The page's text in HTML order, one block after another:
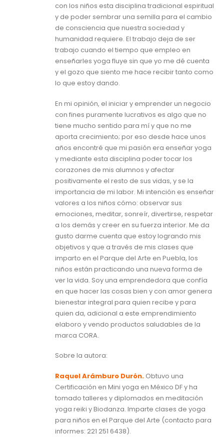
con los niños esta disciplina tradicional espiritual
y de poder sembrar una semilla para el cambio
de consciencia que nuestra sociedad y
humanidad requiere. El trabajo deja de ser
trabajo cuando el tiempo que empleo en
enseñarles yoga fluye sin que yo me dé cuenta
y el gozo que siento me hace recibir tanto como
lo que estoy dando.
En mi opinión, el iniciar y emprender un negocio
con fines puramente lucrativos es algo que no
tiene mucho sentido para mí y que no me
aporta crecimiento; por eso desde hace unos
años encontré que mi pasión era enseñar yoga
y mediante esta disciplina poder tocar los
corazones de mis alumnos y afectar
positivamente el resto de sus vidas, y se la
importancia de mi labor. Mi intención es enseñar
valores a los niños cómo: observar sus
emociones, meditar, sonreír, divertirse, respetar
a los demás y creer en su fuerza interior. Me da
gusto darme cuenta que estoy logrando mis
objetivos y que a través de mis clases que
imparto en el Parque del Arte en Puebla, los
niños están practicando una nueva forma de
ver la vida. Soy una emprendedora que confía
en que hacer las cosas bien y con amor genera
bienestar integral para quien recibe y para
quien da, adicional a este emprendimiento
elaboro y vendo productos saludables de la
marca CORA.
Sobre la autora:
Raquel Arámburo Durón. Obtuvo una
Certificación en Mini yoga en México DF y ha
tomado talleres y diplomados en meditación
yoga reiki y Biodanza. Imparte clases de yoga
para niños en el Parque del Arte (contacto para
informes: 221 251 6438).